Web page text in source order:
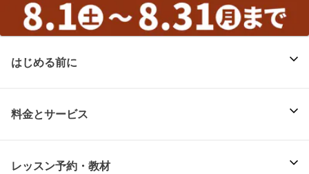
はじめる前に
料金とサービス
レッスン予約・教材